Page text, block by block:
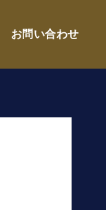
お問い合わせ